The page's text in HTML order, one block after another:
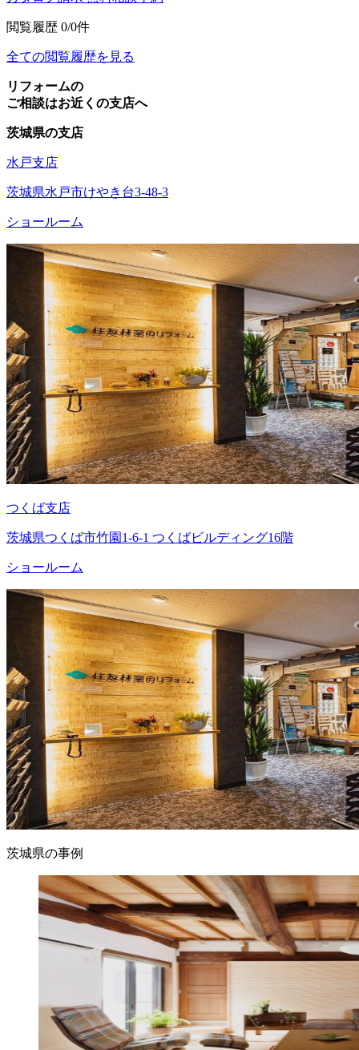
閲覧履歴 0/0件
全ての閲覧履歴を見る
リフォームの
ご相談はお近くの支店へ
茨城県の支店
水戸支店
茨城県水戸市けやき台3-48-3
ショールーム
つくば支店
茨城県つくば市竹園1-6-1 つくばビルディング16階
ショールーム
茨城県の事例